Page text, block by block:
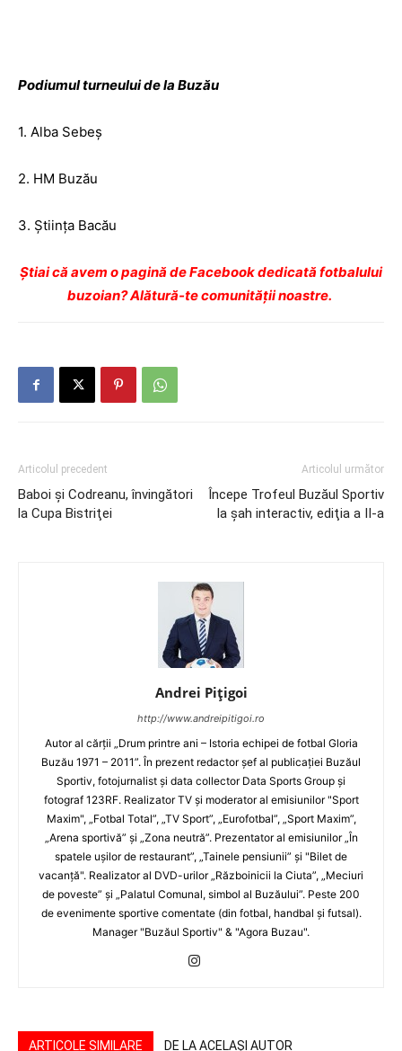
Podiumul turneului de la Buzău
1. Alba Sebeş
2. HM Buzău
3. Ştiinţa Bacău
Ştiai că avem o pagină de Facebook dedicată fotbalului
buzoian? Alătură-te comunității noastre.
Articolul precedent
Baboi şi Codreanu, învingători
la Cupa Bistriţei
Articolul următor
Începe Trofeul Buzăul Sportiv
la şah interactiv, ediţia a II-a
Andrei Pițigoi
http://www.andreipitigoi.ro
Autor al cărţii „Drum printre ani – Istoria echipei de fotbal Gloria
Buzău 1971 – 2011”. În prezent redactor şef al publicaţiei Buzăul
Sportiv, fotojurnalist şi data collector Data Sports Group şi
fotograf 123RF. Realizator TV şi moderator al emisiunilor "Sport
Maxim", „Fotbal Total”, „TV Sport”, „Eurofotbal”, „Sport Maxim”,
„Arena sportivă” şi „Zona neutră”. Prezentator al emisiunilor „În
spatele uşilor de restaurant”, „Tainele pensiunii” şi "Bilet de
vacanţă". Realizator al DVD-urilor „Războinicii la Ciuta”, „Meciuri
de poveste” şi „Palatul Comunal, simbol al Buzăului”. Peste 200
de evenimente sportive comentate (din fotbal, handbal şi futsal).
Manager "Buzăul Sportiv" & "Agora Buzau".
ARTICOLE SIMILARE DE LA ACELAȘI AUTOR